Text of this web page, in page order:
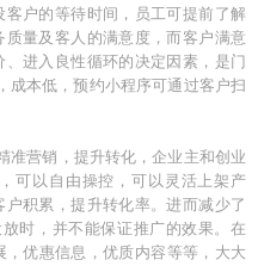
户的等待时间，员工可提前了解
量及客人的满意度，而客户满意
进入良性循环的决定因素，是门
成本低，预约小程序可通过客户扫
准营销，提升转化，企业主和创业
可以自由操控，可以灵活上架产
积累，提升转化率。进而减少了
时，并不能保证推广的效果。在
优惠信息，优质内容等等，大大